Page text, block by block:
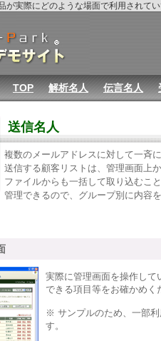
が実際にどのような場面で利用されて
TOP 解析名人 伝言名人
送信名人
複数のメールアドレスに対して一斉
送信する顧客リストは、管理画面上
ファイルからも一括して取り込むこ
管理できるので、グループ別に内容
実際に管理画面を操作して
できる項目等をお確かめく
※ サンプルのため、一部
す。